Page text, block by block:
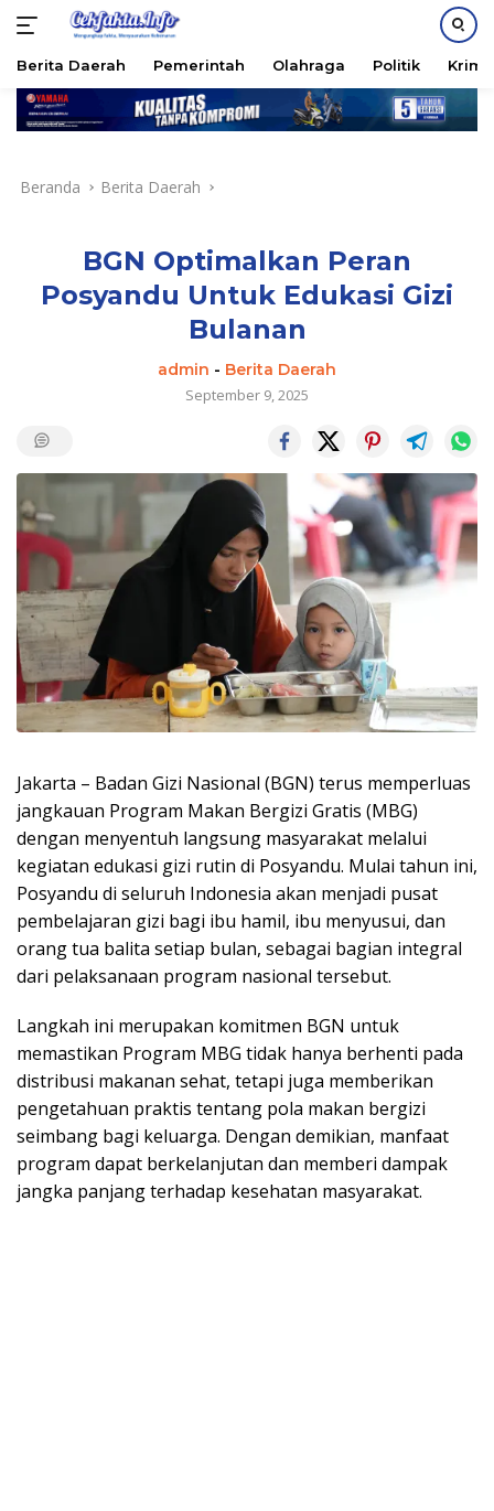
Langsung
Berita Daerah Pemerintah Olahraga Politik
Beranda Berita Daerah
BGN Optimalkan Peran
Posyandu Untuk Edukasi Gizi
Bulanan
admin - Berita Daerah
September 9, 2025
Jakarta – Badan Gizi Nasional (BGN) terus memperluas
jangkauan Program Makan Bergizi Gratis (MBG)
dengan menyentuh langsung masyarakat melalui
kegiatan edukasi gizi rutin di Posyandu. Mulai tahun ini,
Posyandu di seluruh Indonesia akan menjadi pusat
pembelajaran gizi bagi ibu hamil, ibu menyusui, dan
orang tua balita setiap bulan, sebagai bagian integral
dari pelaksanaan program nasional tersebut.
Langkah ini merupakan komitmen BGN untuk
memastikan Program MBG tidak hanya berhenti pada
distribusi makanan sehat, tetapi juga memberikan
pengetahuan praktis tentang pola makan bergizi
seimbang bagi keluarga. Dengan demikian, manfaat
program dapat berkelanjutan dan memberi dampak
jangka panjang terhadap kesehatan masyarakat.